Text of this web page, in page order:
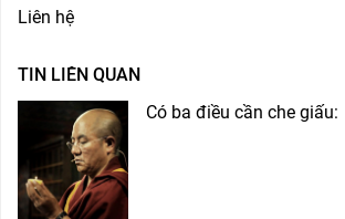
Liên hệ
TIN LIÊN QUAN
Có ba điều cần che giấu: